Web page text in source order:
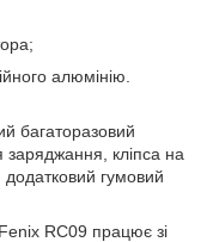
алюмінію.
багаторазовий
кліпса на
додатковий гумовий
RC09 працює зі